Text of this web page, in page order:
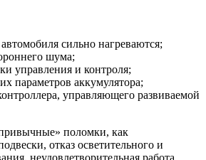
сильно нагреваются;
шума;
управления и контроля;
параметров аккумулятора;
управляющего развиваемой
поломки, как
отказ осветительного и